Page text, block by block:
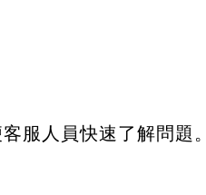
服人員快速了解問題。